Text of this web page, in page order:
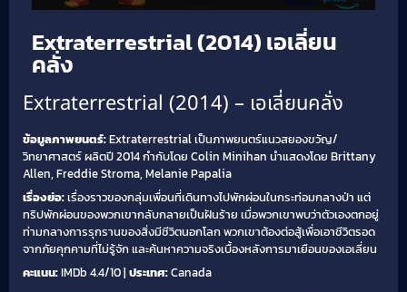
Extraterrestrial (2014) เอเลี่ยน
คลั่ง
Extraterrestrial (2014) – เอเลี่ยนคลั่ง
ข้อมูลภาพยนตร์:Extraterrestrial เป็นภาพยนตร์แนวสยองขวัญ/
วิทยาศาสตร์ ผลิตปี 2014 กำกับโดย Colin Minihan นำแสดงโดย Brittany
Allen, Freddie Stroma, Melanie Papalia
เรื่องย่อ:เรื่องราวของกลุ่มเพื่อนที่เดินทางไปพักผ่อนในกระท่อมกลางป่า แต่
ทริปพักผ่อนของพวกเขากลับกลายเป็นฝันร้าย เมื่อพวกเขาพบว่าตัวเองตกอยู่
ท่ามกลางการรุกรานของสิ่งมีชีวิตนอกโลก พวกเขาต้องต่อสู้เพื่อเอาชีวิตรอด
จากภัยคุกคามที่ไม่รู้จัก และค้นหาความจริงเบื้องหลังการมาเยือนของเอเลี่ยน
คะแนน:IMDb 4.4/10 | ประเทศ:Canada